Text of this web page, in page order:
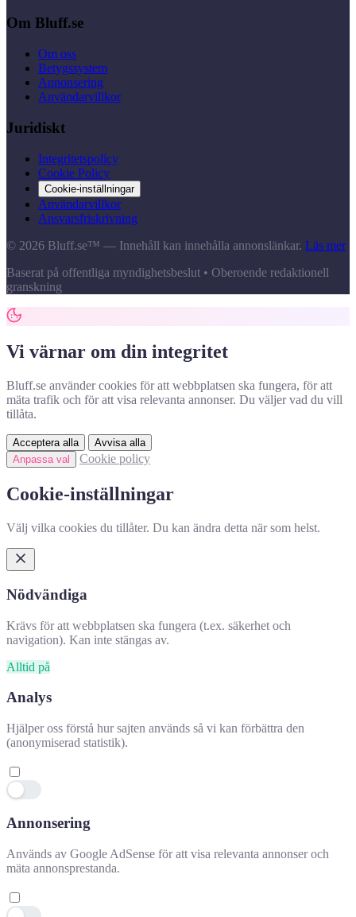
Hjälpte denna information dig?
✕
👍 Ja 👎 Nej
Om Bluff.se
Om oss
Betygssystem
Annonsering
Användarvillkor
Juridiskt
Integritetspolicy
Cookie Policy
Cookie-inställningar
Användarvillkor
Ansvarsfriskrivning
© 2026 Bluff.se™ — Innehåll kan innehålla annonslänkar. Läs mer
Baserat på offentliga myndighetsbeslut • Oberoende redaktionell
granskning
Vi värnar om din integritet
Bluff.se använder cookies för att webbplatsen ska fungera, för att
mäta trafik och för att visa relevanta annonser. Du väljer vad du vill
tillåta.
Acceptera alla
Avvisa alla
Anpassa val
Cookie policy
Cookie-inställningar
Välj vilka cookies du tillåter. Du kan ändra detta när som helst.
Nödvändiga
Krävs för att webbplatsen ska fungera (t.ex. säkerhet och
navigation). Kan inte stängas av.
Alltid på
Analys
Hjälper oss förstå hur sajten används så vi kan förbättra den
(anonymiserad statistik).
Annonsering
Används av Google AdSense för att visa relevanta annonser och
mäta annonsprestanda.